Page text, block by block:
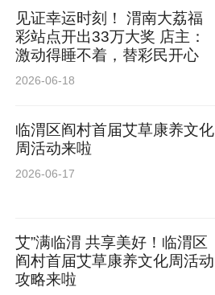
见证幸运时刻！ 渭南大荔福
彩站点开出33万大奖 店主：
激动得睡不着，替彩民开心
2026-06-18
临渭区阎村首届艾草康养文化
周活动来啦
2026-06-17
艾”满临渭 共享美好！临渭区
阎村首届艾草康养文化周活动
攻略来啦